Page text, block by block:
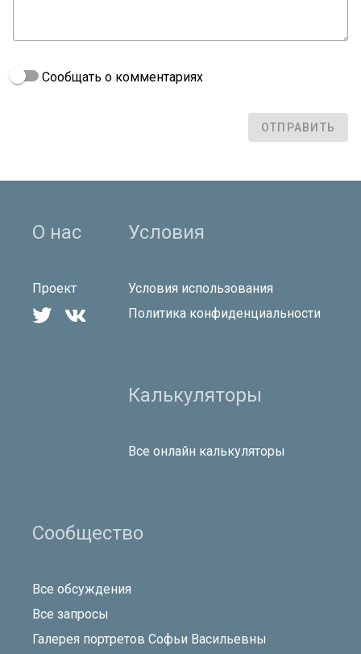
Сообщать о комментариях
ОТПРАВИТЬ
О нас
Проект
 
Условия
Условия использования
Политика конфиденциальности
Калькуляторы
Все онлайн калькуляторы
Сообщество
Все обсуждения
Все запросы
Галерея портретов Софьи Васильевны